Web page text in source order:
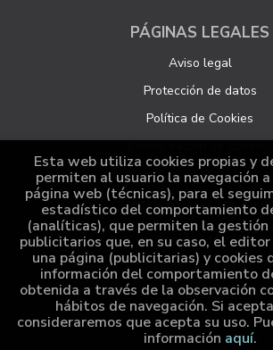
PÁGINAS LEGALES
Aviso legal
Protección de datos
Política de Cookies
Configuración de Cookies
ATENCIÓN AL
Quiénes somos
Pedidos especiales
Distribución
Esta web utiliza cookies propias y
permiten al usuario la navegación
página web (técnicas), para el
estadístico del comportamiento
(analíticas), que permiten la gestión
publicitarios que, en su caso, el
una página (publicitarias) y cookies
información del comportamiento
obtenida a través de la observación
hábitos de navegación. Si
consideraremos que acepta su uso.
información aquí.